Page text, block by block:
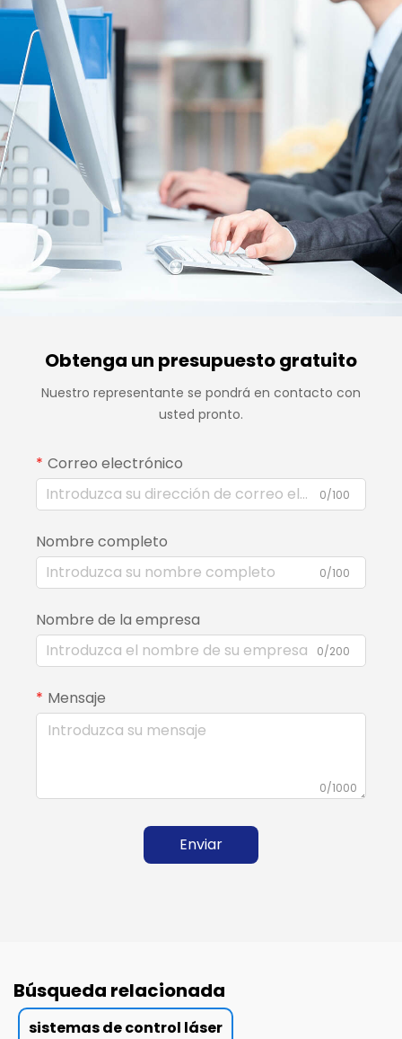
Obtenga un presupuesto gratuito
Nuestro representante se pondrá en contacto con
usted pronto.
Correo electrónico
0/100
Nombre completo
0/100
Nombre de la empresa
0/200
Mensaje
0/1000
Enviar
Búsqueda relacionada
sistemas de control láser